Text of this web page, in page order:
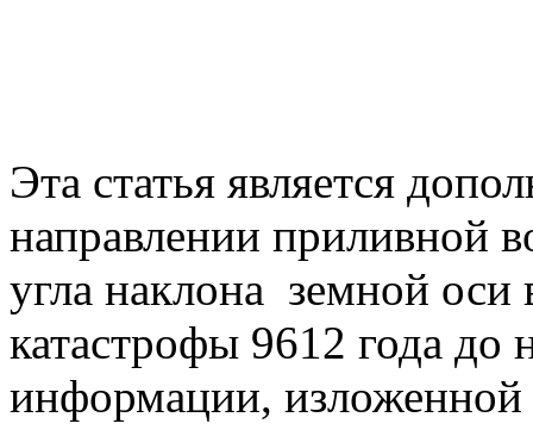
Эта статья является
направлении приливной
угла наклона земной оси
катастрофы 9612 года
информации,